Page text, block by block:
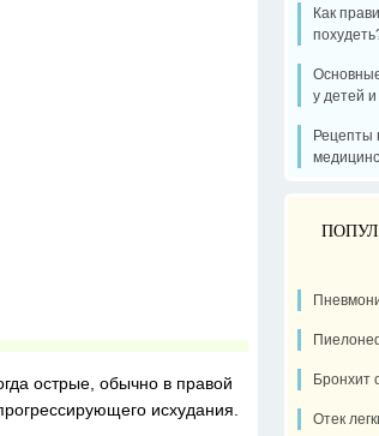
острые, обычно в правой
исхудания.
Как
у детей
Рецепты
Бронхит
Отек